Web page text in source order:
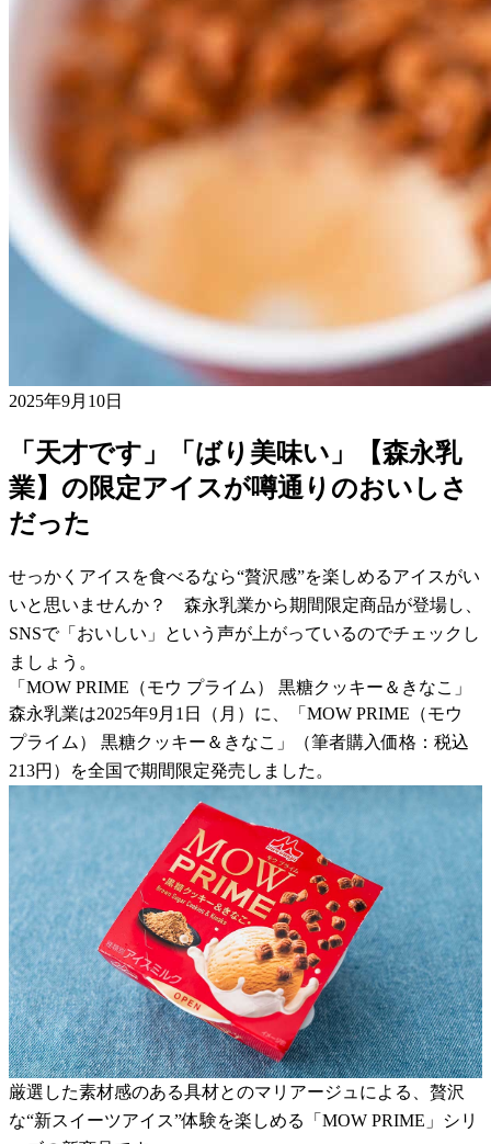
2025年9月10日
「天才です」「ばり美味い」【森永乳
業】の限定アイスが噂通りのおいしさ
だった
せっかくアイスを食べるなら“贅沢感”を楽しめるアイスがい
いと思いませんか？ 森永乳業から期間限定商品が登場し、
SNSで「おいしい」という声が上がっているのでチェックし
ましょう。
「MOW PRIME（モウ プライム） 黒糖クッキー＆きなこ」
森永乳業は2025年9月1日（月）に、「MOW PRIME（モウ
プライム） 黒糖クッキー＆きなこ」（筆者購入価格：税込
213円）を全国で期間限定発売しました。
厳選した素材感のある具材とのマリアージュによる、贅沢
な“新スイーツアイス”体験を楽しめる「MOW PRIME」シリ